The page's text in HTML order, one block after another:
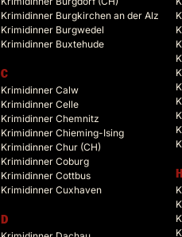
Krimidinner Burgkirchen an der Alz
Krimidinner Burgwedel
Krimidinner Buxtehude
C
Krimidinner Calw
Krimidinner Celle
Krimidinner Chemnitz
Krimidinner Chieming-Ising
Krimidinner Chur (CH)
Krimidinner Coburg
Krimidinner Cottbus
Krimidinner Cuxhaven
D
H